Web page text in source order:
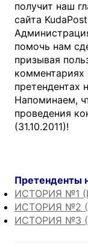
получит наш
сайта
помочь нам
призывая
претендентах
Напоминаем,
проведения
(31.10.2011)!
Претенденты
ИСТОРИЯ №1
ИСТОРИЯ №2
ИСТОРИЯ №3